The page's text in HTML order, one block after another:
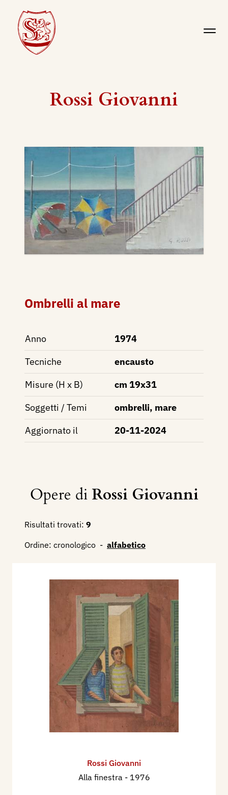
Rossi Giovanni
Ombrelli al mare
Anno
1974
Tecniche
encausto
Misure (H x B)
cm 19x31
Soggetti / Temi
ombrelli, mare
Aggiornato il
20-11-2024
Opere di Rossi Giovanni
Risultati trovati: 9
Ordine: cronologico - alfabetico
Rossi Giovanni
Alla finestra - 1976